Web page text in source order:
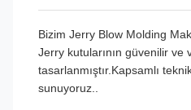
Bizim Jerry Blow Molding
Jerry kutularının güvenilir ve
tasarlanmıştır.Kapsamlı
sunuyoruz..